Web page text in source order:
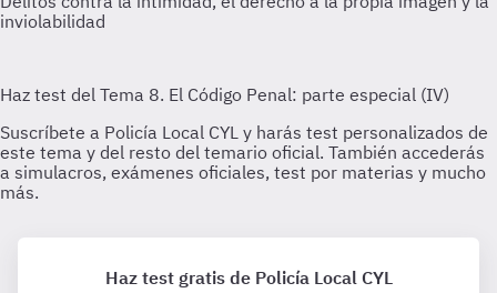
Haz test gratis de Policía Local CYL